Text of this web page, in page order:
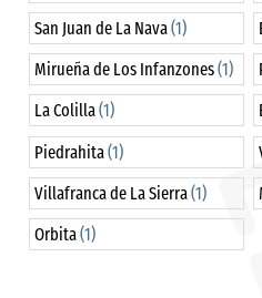
San Juan de La Nava(1)
Mirueña de Los Infanzones(1)
La Colilla(1)
Piedrahita(1)
Villafranca de La Sierra(1)
Orbita(1)